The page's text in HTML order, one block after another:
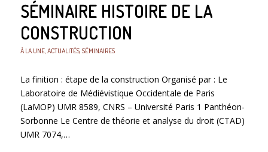
SÉMINAIRE HISTOIRE DE LA
CONSTRUCTION
À LA UNE, ACTUALITÉS, SÉMINAIRES
La finition : étape de la construction Organisé par : Le
Laboratoire de Médiévistique Occidentale de Paris
(LaMOP) UMR 8589, CNRS – Université Paris 1 Panthéon-
Sorbonne Le Centre de théorie et analyse du droit (CTAD)
UMR 7074,…